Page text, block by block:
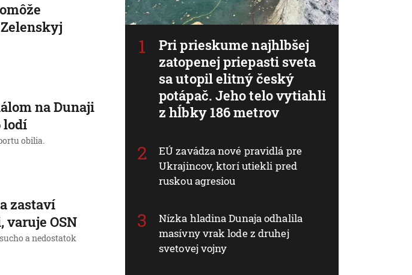
na Dunaji
lodí
obilia.
zastaví
varuje OSN
a nedostatok
Pri prieskume najhlbšej
zatopenej priepasti sveta
sa utopil elitný český
potápač. Jeho telo vytiahli
z hĺbky 186 metrov
EÚ zavádza nové pravidlá pre
Ukrajincov, ktorí utiekli pred
ruskou agresiou
Nízka hladina Dunaja odhalila
masívny vrak lode z druhej
svetovej vojny